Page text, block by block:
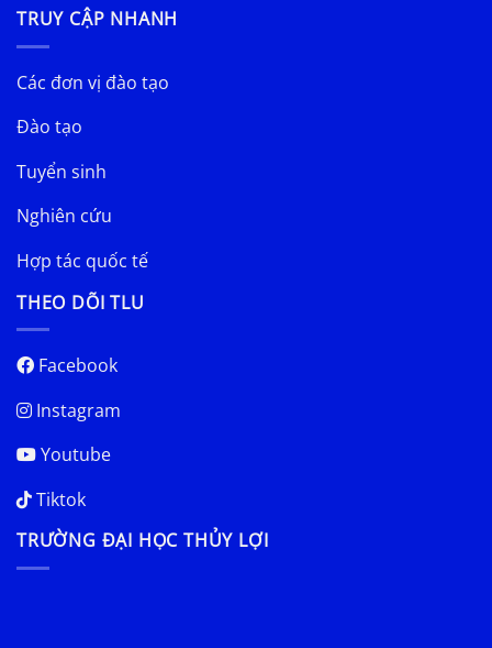
TRUY CẬP NHANH
Các đơn vị đào tạo
Đào tạo
Tuyển sinh
Nghiên cứu
Hợp tác quốc tế
THEO DÕI TLU
Facebook
Instagram
Youtube
Tiktok
TRƯỜNG ĐẠI HỌC THỦY LỢI